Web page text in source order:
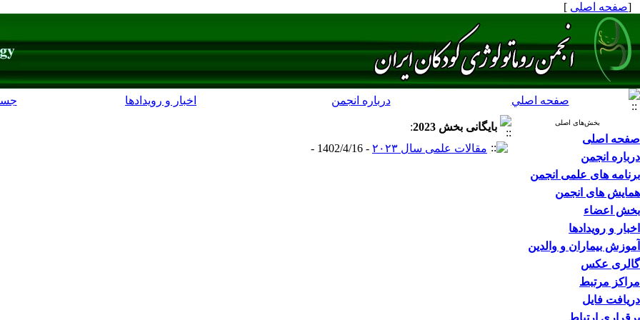
[صفحه اصلی ]
صفحه اصلي درباره انجمن اخبار و رویدادها
بخش‌های اصلی
صفحه اصلی
درباره انجمن
برنامه های علمی انجمن
همایش های انجمن
بخش اعضاء
اخبار و رویدادها
آموزش بیماران و والدین
گالری عکس
مراکز مرتبط
دریافت فایل
برقراری ارتباط
بایگانی بخش 2023
:
مقالات علمی سال ۲۰۲۳
- 1402/4/16 -